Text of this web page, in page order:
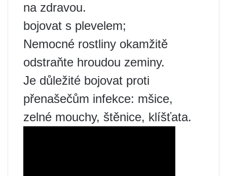
na zdravou.
bojovat s plevelem;
Nemocné rostliny okamžitě
odstraňte hroudou zeminy.
Je důležité bojovat proti
přenašečům infekce: mšice,
zelné mouchy, štěnice, klíšťata.